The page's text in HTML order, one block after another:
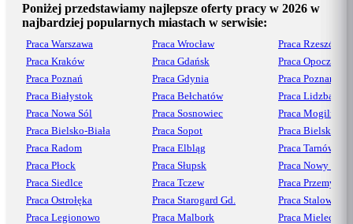
Poniżej przedstawiamy najlepsze oferty pracy w 2026 w
najbardziej popularnych miastach w serwisie:
Praca Warszawa
Praca Kraków
Praca Poznań
Praca Białystok
Praca Nowa Sól
Praca Bielsko-Biała
Praca Radom
Praca Płock
Praca Siedlce
Praca Ostrołęka
Praca Legionowo
Praca Wrocław
Praca Gdańsk
Praca Gdynia
Praca Bełchatów
Praca Sosnowiec
Praca Sopot
Praca Elbląg
Praca Słupsk
Praca Tczew
Praca Starogard Gd.
Praca Malbork
Praca Rzeszów
Praca Opoczno
Praca Poznań
Praca Lidzbark
Praca Mogilno
Praca Bielsko
Praca Tarnów
Praca Nowy Sącz
Praca Przemyśl
Praca Stalowa
Praca Mielec